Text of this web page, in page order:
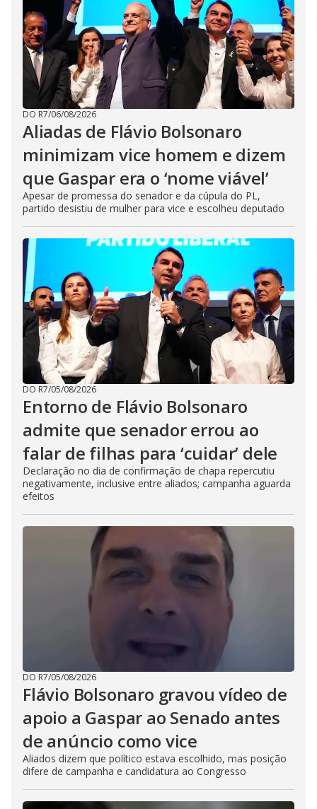
DO R7/06/08/2026
Aliadas de Flávio Bolsonaro
minimizam vice homem e dizem
que Gaspar era o ‘nome viável’
Apesar de promessa do senador e da cúpula do PL,
partido desistiu de mulher para vice e escolheu deputado
DO R7/05/08/2026
Entorno de Flávio Bolsonaro
admite que senador errou ao
falar de filhas para ‘cuidar’ dele
Declaração no dia de confirmação de chapa repercutiu
negativamente, inclusive entre aliados; campanha aguarda
efeitos
DO R7/05/08/2026
Flávio Bolsonaro gravou vídeo de
apoio a Gaspar ao Senado antes
de anúncio como vice
Aliados dizem que político estava escolhido, mas posição
difere de campanha e candidatura ao Congresso